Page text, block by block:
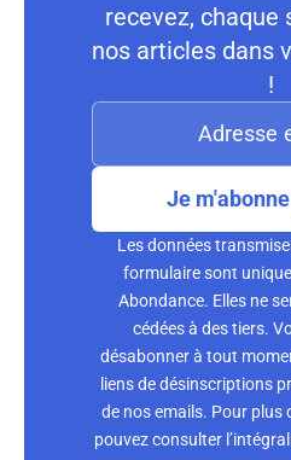
recevez, chaque
nos articles dans
!
Je
Les données
formulaire sont
Abondance. Elles ne
cédées à des tiers.
désabonner à tout
liens de désinscriptions
de nos emails. Pour plus
pouvez consulter